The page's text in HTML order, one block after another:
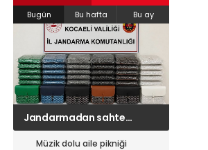
Bugün
Bu hafta Bu ay
Jandarmadan sahte
çantacılara darbe
Müzik dolu aile pikniği